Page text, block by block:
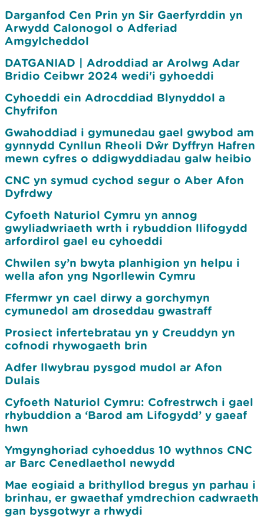
Darganfod Cen Prin yn Sir Gaerfyrddin yn
Arwydd Calonogol o Adferiad
Amgylcheddol
DATGANIAD | Adroddiad ar Arolwg Adar
Bridio Ceibwr 2024 wedi'i gyhoeddi
Cyhoeddi ein Adrocddiad Blynyddol a
Chyfrifon
Gwahoddiad i gymunedau gael gwybod am
gynnydd Cynllun Rheoli Dŵr Dyffryn Hafren
mewn cyfres o ddigwyddiadau galw heibio
CNC yn symud cychod segur o Aber Afon
Dyfrdwy
Cyfoeth Naturiol Cymru yn annog
gwyliadwriaeth wrth i rybuddion llifogydd
arfordirol gael eu cyhoeddi
Chwilen sy’n bwyta planhigion yn helpu i
wella afon yng Ngorllewin Cymru
Ffermwr yn cael dirwy a gorchymyn
cymunedol am droseddau gwastraff
Prosiect infertebratau yn y Creuddyn yn
cofnodi rhywogaeth brin
Adfer llwybrau pysgod mudol ar Afon
Dulais
Cyfoeth Naturiol Cymru: Cofrestrwch i gael
rhybuddion a ‘Barod am Lifogydd’ y gaeaf
hwn
Ymgynghoriad cyhoeddus 10 wythnos CNC
ar Barc Cenedlaethol newydd
Mae eogiaid a brithyllod bregus yn parhau i
brinhau, er gwaethaf ymdrechion cadwraeth
gan bysgotwyr a rhwydi